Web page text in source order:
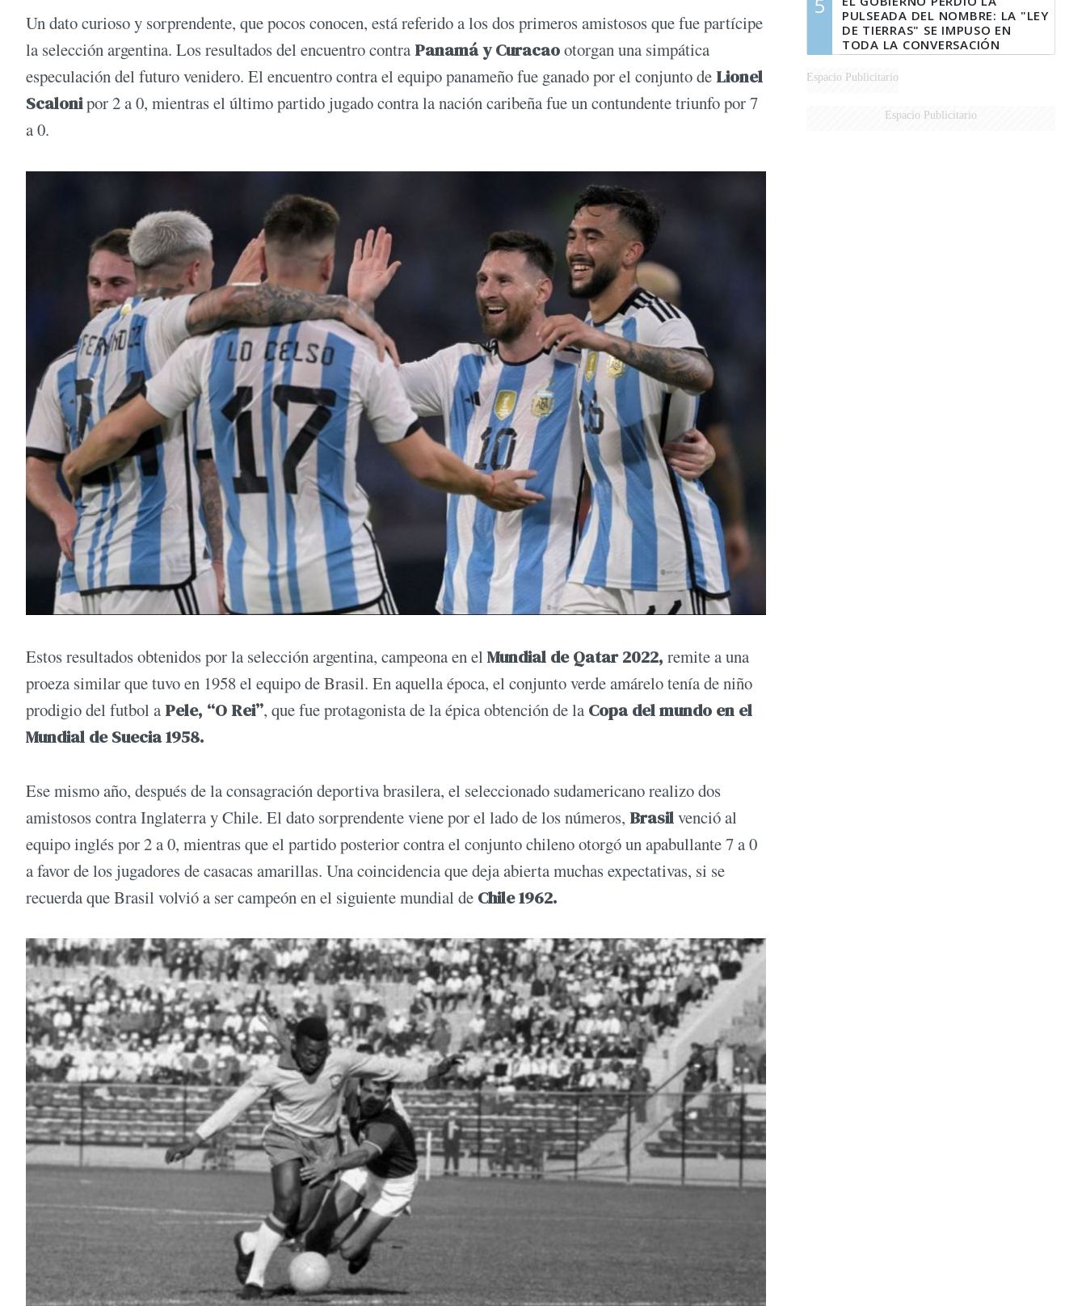
Un dato curioso y sorprendente, que pocos conocen, está referido a los dos primeros amistosos que fue partícipe
la selección argentina. Los resultados del encuentro contra Panamá y Curacaootorgan una simpática
especulación del futuro venidero. El encuentro contra el equipo panameño fue ganado por el conjunto de Lionel
Scalonipor 2 a 0, mientras el último partido jugado contra la nación caribeña fue un contundente triunfo por 7
a 0.
Estos resultados obtenidos por la selección argentina, campeona en el Mundial de Qatar 2022, remite a una
proeza similar que tuvo en 1958 el equipo de Brasil. En aquella época, el conjunto verde amárelo tenía de niño
prodigio del futbol a Pele, “O Rei”, que fue protagonista de la épica obtención de la Copa del mundo en el
Mundial de Suecia 1958.
Ese mismo año, después de la consagración deportiva brasilera, el seleccionado sudamericano realizo dos
amistosos contra Inglaterra y Chile. El dato sorprendente viene por el lado de los números, Brasilvenció al
equipo inglés por 2 a 0, mientras que el partido posterior contra el conjunto chileno otorgó un apabullante 7 a 0
a favor de los jugadores de casacas amarillas. Una coincidencia que deja abierta muchas expectativas, si se
recuerda que Brasil volvió a ser campeón en el siguiente mundial de Chile 1962.
PULSEADA DEL NOMBRE: LA "LEY
DE TIERRAS" SE IMPUSO EN
TODA LA CONVERSACIÓN
DIGITAL
Espacio Publicitario
Espacio Publicitario